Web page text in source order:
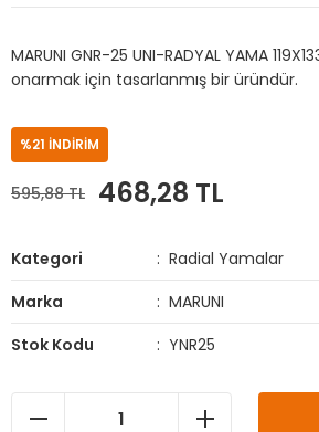
MARUNI GNR-25 UNI-RADYAL YAMA
onarmak için tasarlanmış bir üründür.
%21 İNDİRİM
595,88 TL 468,28 TL
Kategori
Radial Yamalar
Marka
MARUNI
Stok Kodu
YNR25